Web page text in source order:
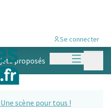
Menu
Se connecter
proposés
scène pour tous !